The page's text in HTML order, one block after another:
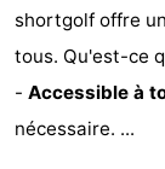
Équitation
-
Terrains
de
-
Surfen
Boire
shortgolf offre
tous. Qu'est-ce
- Accessible à
nécessaire. ...